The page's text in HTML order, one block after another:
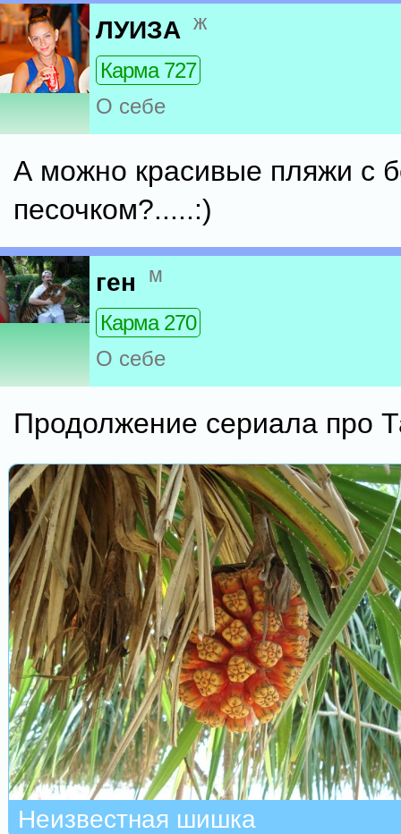
ЛУИЗА ж
Карма 727
О себе
А можно красивые пляжи с
песочком?.....:)
ген м
Карма 270
О себе
Продолжение сериала про
Неизвестная шишка